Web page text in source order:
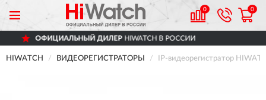
0 0
ДИЛЕРHIWATCH В РОССИИ
HIWATCH ВИДЕОРЕГИСТРАТОРЫ IP-видеорегистратор